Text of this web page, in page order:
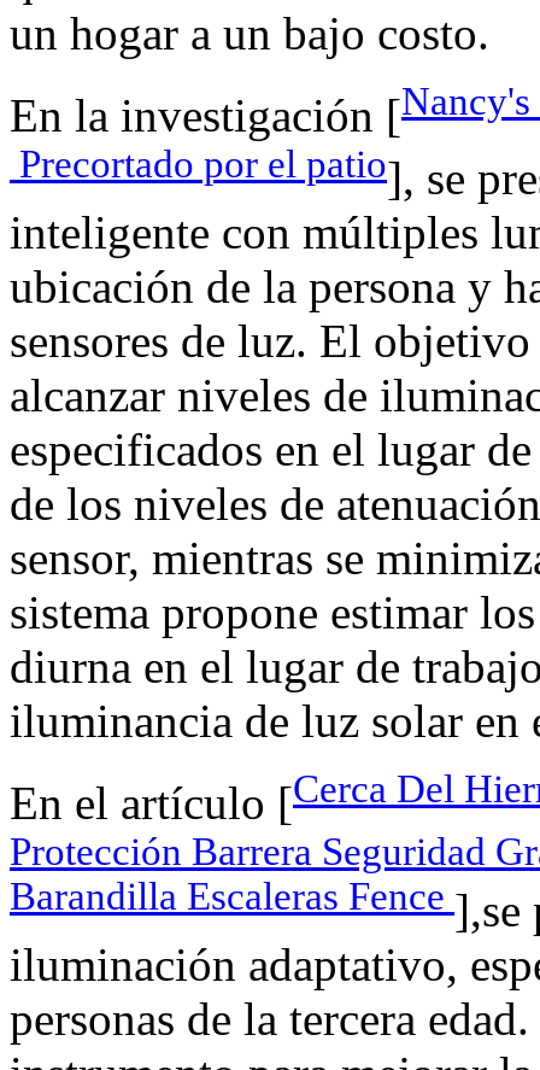
un hogar a un bajo costo.
En la investigación [Nancy's
Precortado por el patio], se
inteligente con múltiples
ubicación de la persona y
sensores de luz. El
alcanzar niveles de
especificados en el lugar
de los niveles de
sensor, mientras se
sistema propone estimar
diurna en el lugar de
iluminancia de luz solar en
En el artículo [Cerca Del
Protección Barrera Seguridad
Barandilla Escaleras Fence ],se
iluminación adaptativo,
personas de la tercera